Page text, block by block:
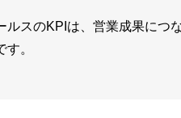
ルスのKPIは、営業成果につ
。